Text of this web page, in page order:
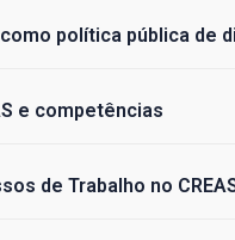
política pública de
e competências
de Trabalho no